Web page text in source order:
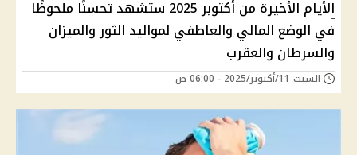
الأيام الأخيرة من أكتوبر 2025 ستشهد تحسنًا ملحوظًا
في الوضع المالي والعاطفي لمواليد الثور والميزان
والسرطان والعقرب
السبت 11/أكتوبر/2025 - 06:00 ص